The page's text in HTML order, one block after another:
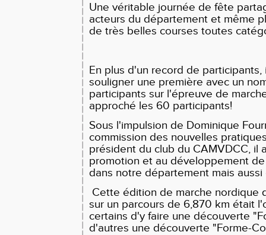
Une véritable journée de fête
acteurs du département et même
de très belles courses toutes
En plus d'un record de
souligner une première avec un
participants sur l'épreuve de
approché les 60 participants!
Sous l'impulsion de Dominique
commission des nouvelles
président du club du CAMVDCC, il
promotion et au développement
dans notre département mais aussi
Cette édition de marche nordique
sur un parcours de 6,870 km était
certains d'y faire une découverte
d'autres une découverte "Forme-